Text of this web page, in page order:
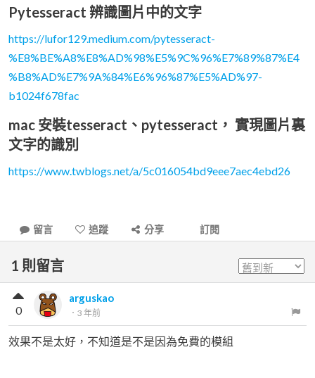
Pytesseract 辨識圖片中的文字
https://lufor129.medium.com/pytesseract-
%E8%BE%A8%E8%AD%98%E5%9C%96%E7%89%87%E4
%B8%AD%E7%9A%84%E6%96%87%E5%AD%97-
b1024f678fac
mac 安裝tesseract、pytesseract， 實現圖片裏
文字的識別
https://www.twblogs.net/a/5c016054bd9eee7aec4ebd26
留言 追蹤 分享 訂閱
1 則留言
arguskao
． 3 年前
0
效果不是太好，不知道是不是因為免費的模組